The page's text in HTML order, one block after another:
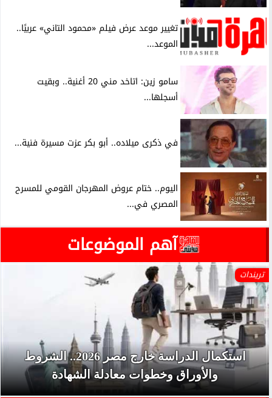
تغيير موعد عرض فيلم «محمود التاني» عربيًا..
الموعد...
سامو زين: اتاخد مني 20 أغنية.. وبقيت
أسجلها...
في ذكرى ميلاده.. أبو بكر عزت مسيرة فنية...
اليوم.. ختام عروض المهرجان القومي للمسرح
المصري في...
آهم الموضوعات
تريندات
استكمال الدراسة خارج مصر 2026.. الشروط
والأوراق وخطوات معادلة الشهادة